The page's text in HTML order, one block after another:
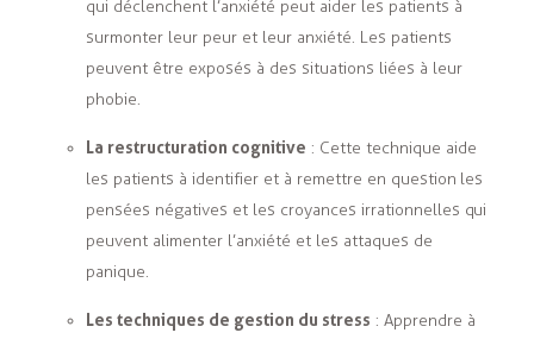
qui déclenchent l’anxiété peut aider les patients à
surmonter leur peur et leur anxiété. Les patients
peuvent être exposés à des situations liées à leur
phobie.
La restructuration cognitive : Cette technique aide
les patients à identifier et à remettre en question les
pensées négatives et les croyances irrationnelles qui
peuvent alimenter l’anxiété et les attaques de
panique.
Les techniques de gestion du stress : Apprendre à